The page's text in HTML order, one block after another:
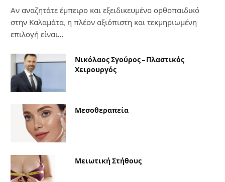
Αν αναζητάτε έμπειρο και εξειδικευμένο ορθοπαιδικό
στην Καλαμάτα, η πλέον αξιόπιστη και τεκμηριωμένη
επιλογή είναι…
Νικόλαος Σγούρος – Πλαστικός
Χειρουργός
Μεσοθεραπεία
Μειωτική Στήθους